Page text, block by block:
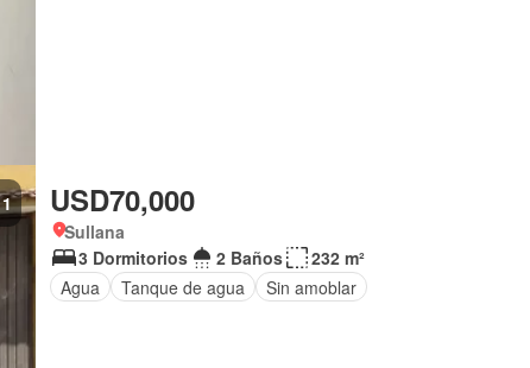
1 USD70,000
Sullana
3 Dormitorios
2 Baños
232 m²
Agua
Tanque de agua Sin amoblar